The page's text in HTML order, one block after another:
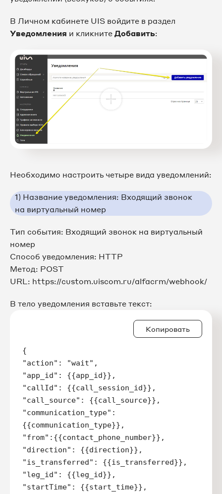
В Личном кабинете UIS войдите в раздел
Уведомления и кликните Добавить:
Необходимо настроить четыре вида уведомлений:
1) Название уведомления: Входящий звонок
на виртуальный номер
Тип события: Входящий звонок на виртуальный
номер
Способ уведомления: HTTP
Метод: POST
URL: https://custom.uiscom.ru/alfacrm/webhook/
В тело уведомления вставьте текст:
Копировать
{
"action": "wait",
"app_id": {{app_id}},
"callId": {{call_session_id}},
"call_source": {{call_source}},
"communication_type":
{{communication_type}},
"from":{{contact_phone_number}},
"direction": {{direction}},
"is_transferred": {{is_transferred}},
"leg_id": {{leg_id}},
"startTime": {{start_time}},